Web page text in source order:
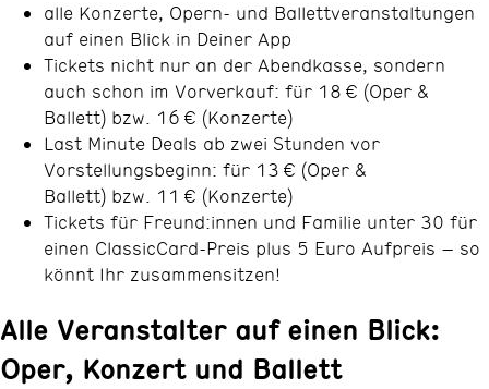
alle Konzerte, Opern- und Ballettveranstaltungen
auf einen Blick in Deiner App
Tickets nicht nur an der Abendkasse, sondern
auch schon im Vorverkauf: für 18 € (Oper &
Ballett) bzw. 16 € (Konzerte)
Last Minute Deals ab zwei Stunden vor
Vorstellungsbeginn: für 13 € (Oper &
Ballett) bzw. 11 € (Konzerte)
Tickets für Freund:innen und Familie unter 30 für
einen ClassicCard-Preis plus 5 Euro Aufpreis – so
könnt Ihr zusammensitzen!
Alle Veranstalter auf einen Blick:
Oper, Konzert und Ballett